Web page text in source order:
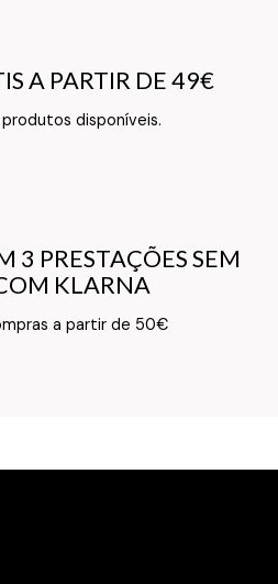
A PARTIR DE 49€
disponíveis.
A PARTIR DE 49€
Cartão de Informação
3 PRESTAÇÕES SEM
KLARNA
a partir de 50€
3 PRESTAÇÕES SEM
KLARNA
Cartão de Informação